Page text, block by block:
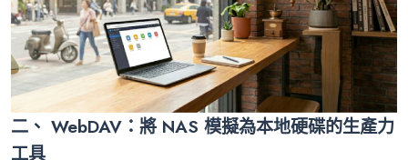
二、 WebDAV：將 NAS 模擬為本地硬碟的生產力
工具